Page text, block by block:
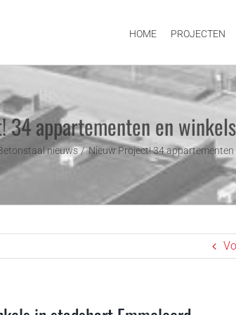
HOME PROJECTEN
34 appartementen en
nieuws Nieuw Project! 34